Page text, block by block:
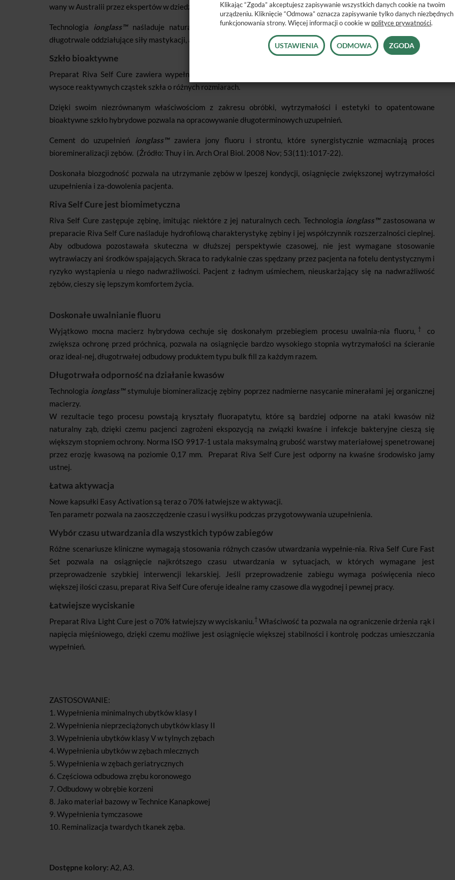
wany w Australii przez ekspertów w dziedzinie szkieł jonomerowych firmy SDI.
Technologia ionglass™naśladuje naturalną strukturę zęba, gwarantując, że uzupełnienia będą odporne na
długotrwale oddziałujące siły mastykacji, a pacjenci będą zadowoleni z efektów leczenia.
Szkło bioaktywne
Preparat Riva Self Cure zawiera wypełniacz
wysoce reaktywnych cząstek szkła o różnych rozmiarach.
Dzięki swoim niezrównanym właściwościom z zakresu obróbki, wytrzymałości i estetyki to opatentowane
bioaktywne szkło hybrydowe pozwala na opracowywanie długoterminowych uzupełnień.
Cement do uzupełnień ionglass™zawiera jony fluoru i strontu, które synergistycznie wzmacniają proces
bioremineralizacji zębów. (Źródło: Thuy i in. Arch Oral Biol. 2008 Nov; 53(11):1017-22).
Doskonała biozgodność pozwala na utrzymanie zębów w lpeszej kondycji, osiągnięcie zwiększonej wytrzymałości
uzupełnienia i za-dowolenia pacjenta.
Riva Self Cure jest biomimetyczna
Riva Self Cure zastępuje zębinę, imitując niektóre z jej naturalnych cech. Technologia ionglass™zastosowana w
preparacie Riva Self Cure naśladuje hydrofilową charakterystykę zębiny i jej współczynnik rozszerzalności cieplnej.
Aby odbudowa pozostawała skuteczna w dłuższej perspektywie czasowej, nie jest wymagane stosowanie
wytrawiaczy ani środków spajających. Skraca to radykalnie czas spędzany przez pacjenta na fotelu dentystycznym i
ryzyko wystąpienia u niego nadwrażliwości. Pacjent z ładnym uśmiechem, nieuskarżający się na nadwrażliwość
zębów, cieszy się lepszym komfortem życia.
Doskonałe uwalnianie fluoru
Wyjątkowo mocna macierz hybrydowa cechuje się doskonałym przebiegiem procesu uwalnia-nia fluoru, †
co
zwiększa ochronę przed próchnicą, pozwala na osiągnięcie bardzo wysokiego stopnia wytrzymałości na ścieranie
oraz ideal-nej, długotrwałej odbudowy produktem typu bulk fill za każdym razem.
Długotrwała odporność na działanie kwasów
Technologia ionglass™stymuluje biomineralizację zębiny poprzez nadmierne nasycanie minerałami jej organicznej
macierzy.
W rezultacie tego procesu powstają kryształy fluorapatytu, które są bardziej odporne na ataki kwasów niż
naturalny ząb, dzięki czemu pacjenci zagrożeni ekspozycją na związki kwaśne i infekcje bakteryjne cieszą się
większym stopniem ochrony. Norma ISO 9917-1 ustala maksymalną grubość warstwy materiałowej spenetrowanej
przez erozję kwasową na poziomie 0,17 mm.
Preparat Riva Self Cure jest odporny na kwaśne środowisko jamy
ustnej.
Łatwa aktywacja
Nowe kapsułki Easy Activation są teraz o 70% łatwiejsze w aktywacji.
Ten parametr pozwala na zaoszczędzenie czasu i wysiłku podczas przygotowywania uzupełnienia.
Wybór czasu utwardzania dla wszystkich typów zabiegów
Różne scenariusze kliniczne wymagają stosowania różnych czasów utwardzania wypełnie-nia. Riva Self Cure Fast
Set pozwala na osiągnięcie najkrótszego czasu utwardzania w sytuacjach, w których wymagane jest
przeprowadzenie szybkiej interwencji lekarskiej. Jeśli przeprowadzenie zabiegu wymaga poświęcenia nieco
większej ilości czasu, preparat Riva Self Cure oferuje idealne ramy czasowe dla wygodnej i pewnej pracy.
Łatwiejsze wyciskanie
Preparat Riva Light Cure jest o 70% łatwiejszy w wyciskaniu. † Właściwość ta pozwala na ograniczenie drżenia rąk i
napięcia mięśniowego, dzięki czemu możliwe jest osiągnięcie większej stabilności i kontrolę podczas umieszczania
wypełnień.
ZASTOSOWANIE:
1. Wypełnienia minimalnych ubytków klasy I
2. Wypełnienia nieprzeciążonych ubytków klasy II
3. Wypełnienia ubytków klasy V w tylnych zębach
4. Wypełnienia ubytków w zębach mlecznych
5. Wypełnienia w zębach geriatrycznych
6. Częściowa odbudowa zrębu koronowego
7. Odbudowy w obrębie korzeni
8. Jako materiał bazowy w Technice Kanapkowej
9. Wypełnienia tymczasowe
10. Reminalizacja twardych tkanek zęba.
Dostępne kolory: A2, A3.
Klikając “Zgoda” akceptujesz zapisywanie wszystkich danych cookie na twoim
urządzeniu. Kliknięcie “Odmowa” oznacza zapisywanie tylko danych niezbędnych
funkcjonowania strony. Więcej informacji o cookie w polityce prywatności.
USTAWIENIA ODMOWA ZGODA